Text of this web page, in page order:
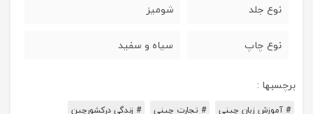
نوع جلد شومیز
نوع چاپ سیاه و سفید
برچسبها :
# آموزش زبان چینی # تجارت چینی # زندگی درکشورچین